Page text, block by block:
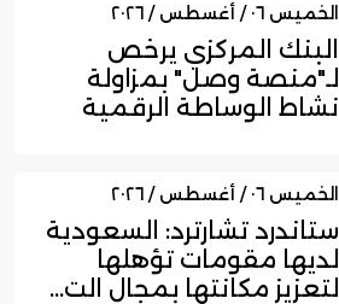
الخميس ٠٦ / أغسطس / ٢٠٢٦
البنك المركزي يرخص
لـ"منصة وصل" بمزاولة
نشاط الوساطة الرقمية
الخميس ٠٦ / أغسطس / ٢٠٢٦
ستاندرد تشارترد: السعودية
لديها مقومات تؤهلها
لتعزيز مكانتها بمجال الت...